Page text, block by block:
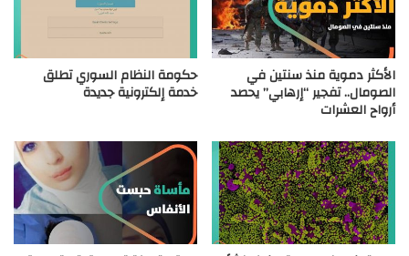
الأكثر دموية منذ سنتين في
الصومال.. تفجير “إرهابي” يحصد
أرواح العشرات
حكومة النظام السوري تطلق
خدمة إلكترونية جديدة